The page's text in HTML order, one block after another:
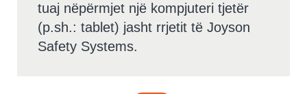
tuaj nëpërmjet një kompjuteri tjetër
(p.sh.: tablet) jasht rrjetit të Joyson
Safety Systems.